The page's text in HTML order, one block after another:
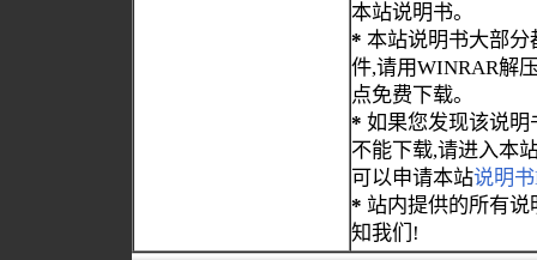
本站说明书。
* 本站说明书大部分
件,请用WINRAR解
点免费下载。
* 如果您发现该说明
不能下载,请进入本
可以申请本站说明
* 站内提供的所有
知我们!